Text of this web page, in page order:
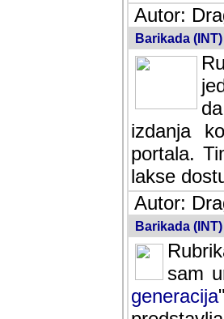
Autor:
Barikada
izdanja
portala.
lakse
Autor:
Barikada
sam
generacija